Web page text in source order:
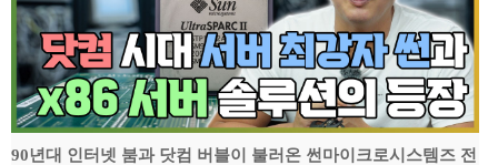
90년대 인터넷 붐과 닷컴 버블이 불러온 썬마이크로시스템즈 전